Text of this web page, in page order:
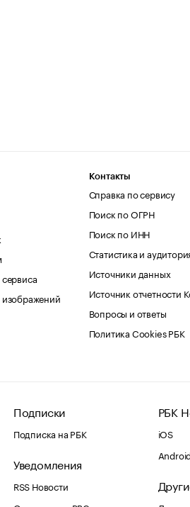
изображений
Контакты
Справка по сервису
Поиск по ОГРН
Поиск по ИНН
Статистика и
Источники данных
Источник отчетности
Вопросы и ответы
Политика Cookies РБК
Подписки
Подписка на РБК
Уведомления
RSS Новости
РБК
iOS